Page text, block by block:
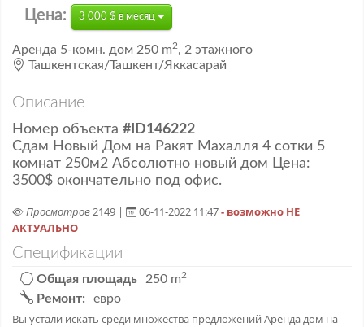
Цена: 3 000 $ в месяц
Аренда 5-комн. дом 250 m2, 2 этажного
Ташкентская/Ташкент/Яккасарай
Описание
Номер объекта #ID146222
Сдам Новый Дом на Ракят Махалля 4 сотки 5
комнат 250м2 Абсолютно новый дом Цена:
3500$ окончательно под офис.
Просмотров2149 | 06-11-2022 11:47- возможно НЕ
АКТУАЛЬНО
Спецификации
Общая площадь 250 m2
Ремонт: евро
Вы устали искать среди множества предложений Аренда дом на